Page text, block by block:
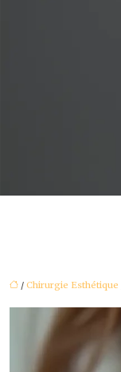
/ Chirurgie Esthétique